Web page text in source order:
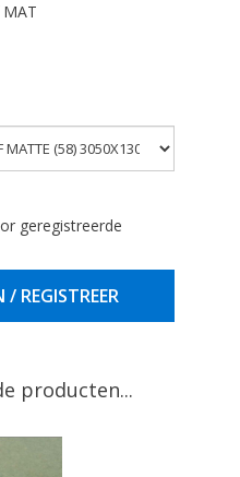
geregistreerde
/ REGISTREER
producten...